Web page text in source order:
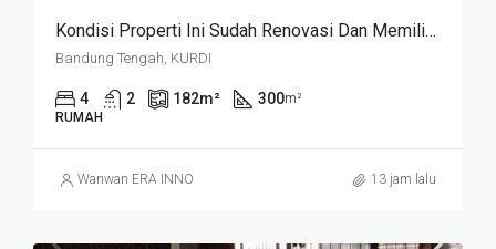
Kondisi Properti Ini Sudah Renovasi Dan Memiliki Desain Scandinavian Yang Menambah Daya Tarik Dan Estetika Properti Ini. Rumah Ini Berada Di Area Perumahan/komplek. Kurdi Timur
Bandung Tengah, KURDI
4 2 182m² 300m²
RUMAH
Wanwan ERA INNO 13 jam lalu